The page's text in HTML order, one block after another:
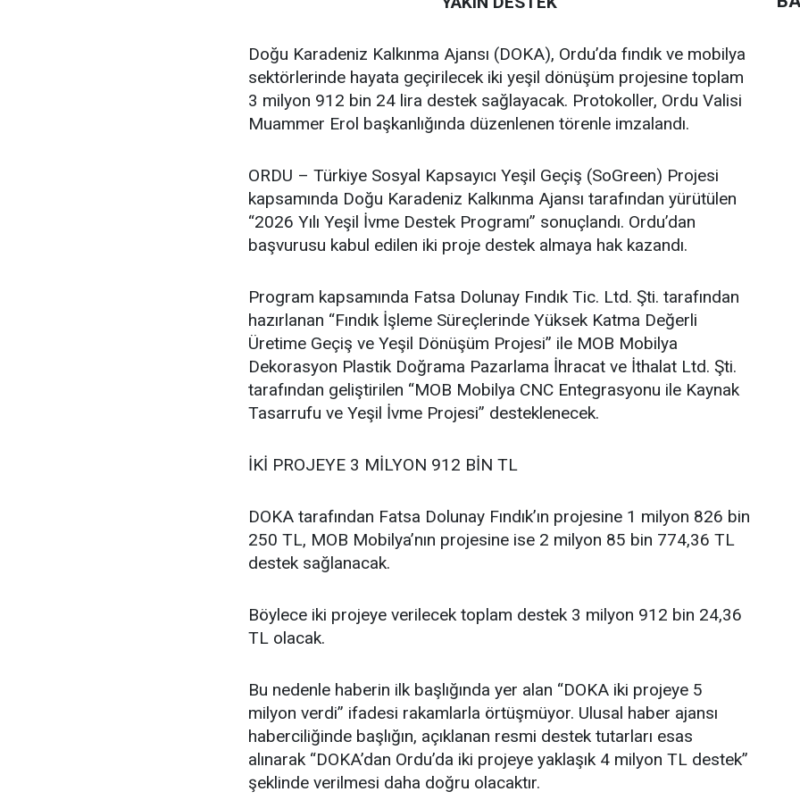
Doğu Karadeniz Kalkınma Ajansı (DOKA), Ordu’da fındık ve mobilya
sektörlerinde hayata geçirilecek iki yeşil dönüşüm projesine toplam
3 milyon 912 bin 24 lira destek sağlayacak. Protokoller, Ordu Valisi
Muammer Erol başkanlığında düzenlenen törenle imzalandı.
ORDU – Türkiye Sosyal Kapsayıcı Yeşil Geçiş (SoGreen) Projesi
kapsamında Doğu Karadeniz Kalkınma Ajansı tarafından yürütülen
“2026 Yılı Yeşil İvme Destek Programı” sonuçlandı. Ordu’dan
başvurusu kabul edilen iki proje destek almaya hak kazandı.
Program kapsamında Fatsa Dolunay Fındık Tic. Ltd. Şti. tarafından
hazırlanan “Fındık İşleme Süreçlerinde Yüksek Katma Değerli
Üretime Geçiş ve Yeşil Dönüşüm Projesi” ile MOB Mobilya
Dekorasyon Plastik Doğrama Pazarlama İhracat ve İthalat Ltd. Şti.
tarafından geliştirilen “MOB Mobilya CNC Entegrasyonu ile Kaynak
Tasarrufu ve Yeşil İvme Projesi” desteklenecek.
İKİ PROJEYE 3 MİLYON 912 BİN TL
DOKA tarafından Fatsa Dolunay Fındık’ın projesine 1 milyon 826 bin
250 TL, MOB Mobilya’nın projesine ise 2 milyon 85 bin 774,36 TL
destek sağlanacak.
Böylece iki projeye verilecek toplam destek 3 milyon 912 bin 24,36
TL olacak.
Bu nedenle haberin ilk başlığında yer alan “DOKA iki projeye 5
milyon verdi” ifadesi rakamlarla örtüşmüyor. Ulusal haber ajansı
haberciliğinde başlığın, açıklanan resmi destek tutarları esas
alınarak “DOKA’dan Ordu’da iki projeye yaklaşık 4 milyon TL destek”
şeklinde verilmesi daha doğru olacaktır.